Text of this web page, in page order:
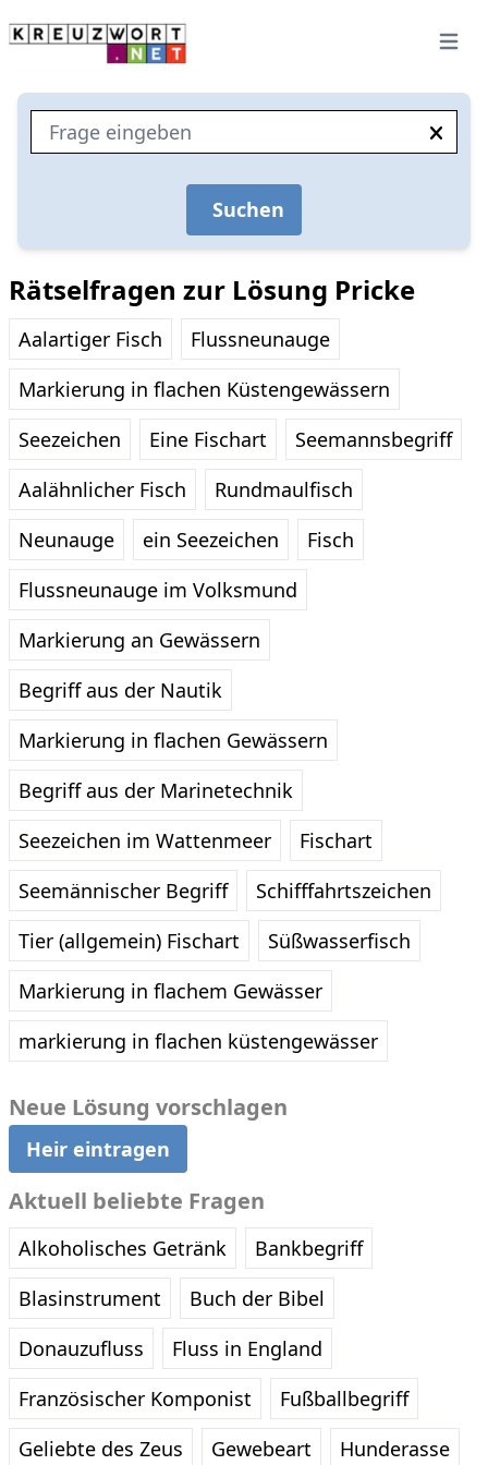
Open
Suchen
Rätselfragen zur Lösung Pricke
Aalartiger Fisch
Flussneunauge
Markierung in flachen Küstengewässern
Seezeichen
Eine Fischart
Seemannsbegriff
Aalähnlicher Fisch
Rundmaulfisch
Neunauge
ein Seezeichen
Fisch
Flussneunauge im Volksmund
Markierung an Gewässern
Begriff aus der Nautik
Markierung in flachen Gewässern
Begriff aus der Marinetechnik
Seezeichen im Wattenmeer
Fischart
Seemännischer Begriff
Schifffahrtszeichen
Tier (allgemein) Fischart
Süßwasserfisch
Markierung in flachem Gewässer
markierung in flachen küstengewässer
Neue Lösung vorschlagen
Heir eintragen
Aktuell beliebte Fragen
Alkoholisches Getränk
Bankbegriff
Blasinstrument
Buch der Bibel
Donauzufluss
Fluss in England
Französischer Komponist
Fußballbegriff
Geliebte des Zeus
Gewebeart Hunderasse